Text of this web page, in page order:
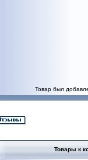
Товар был
Товары к